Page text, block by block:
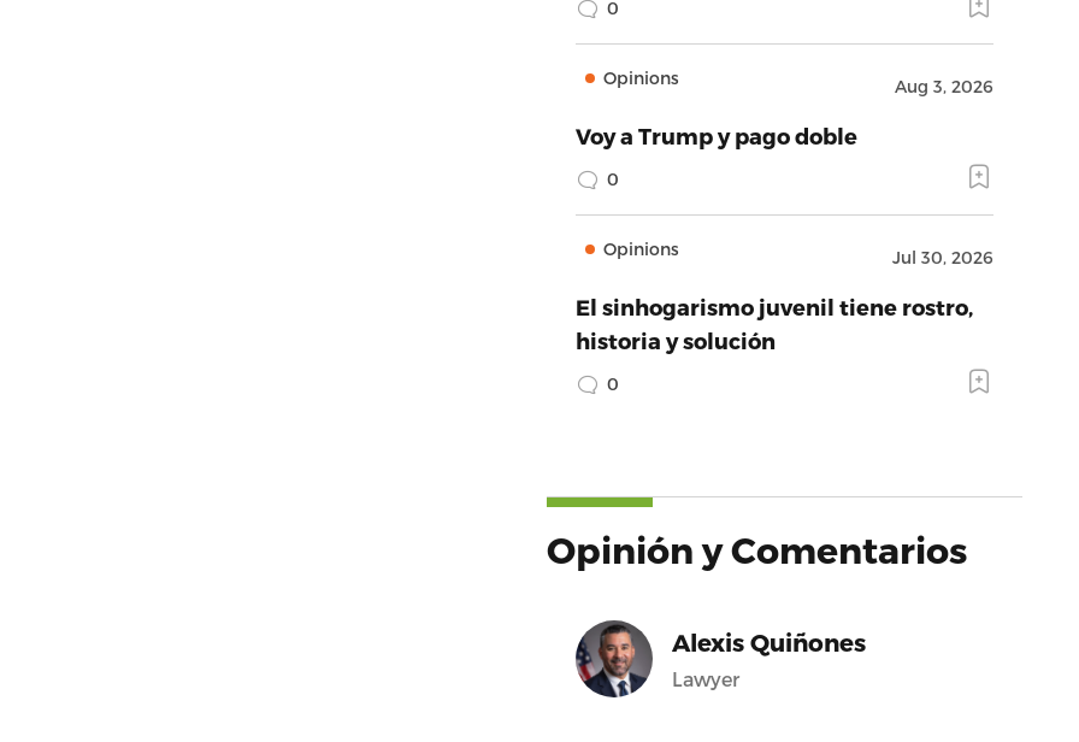
0
Opinions Aug 3, 2026
Voy a Trump y pago doble
0
Opinions Jul 30, 2026
El sinhogarismo juvenil tiene rostro,
historia y solución
0
Opinión y Comentarios
Alexis Quiñones
Lawyer